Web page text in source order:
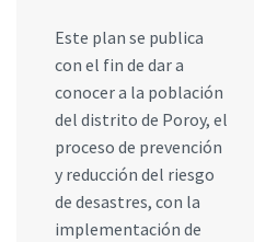
Este plan se publica
con el fin de dar a
conocer a la población
del distrito de Poroy, el
proceso de prevención
y reducción del riesgo
de desastres, con la
implementación de